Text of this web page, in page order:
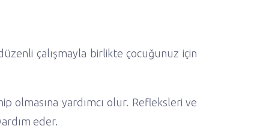
çalışmayla birlikte çocuğunuz için
olmasına yardımcı olur. Refleksleri ve
eder.